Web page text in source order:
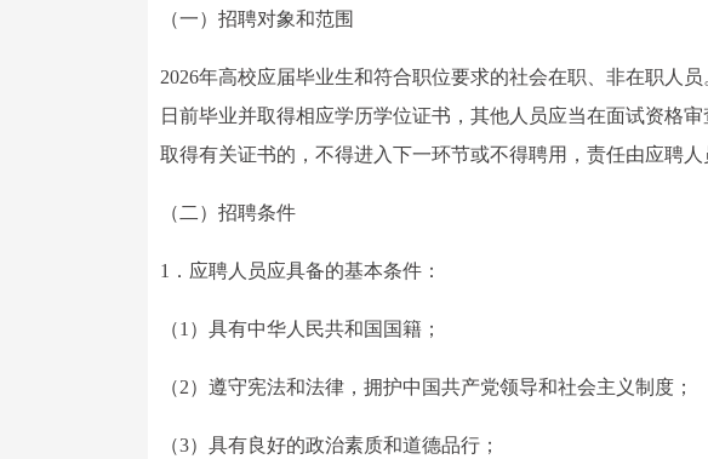
（一）招聘对象和范围
2026年高校应届毕业生和符合职位要求的社会在职、非在职人
日前毕业并取得相应学历学位证书，其他人员应当在面试资格
取得有关证书的，不得进入下一环节或不得聘用，责任由应聘人
（二）招聘条件
1．应聘人员应具备的基本条件：
（1）具有中华人民共和国国籍；
（2）遵守宪法和法律，拥护中国共产党领导和社会主义制度；
（3）具有良好的政治素质和道德品行；